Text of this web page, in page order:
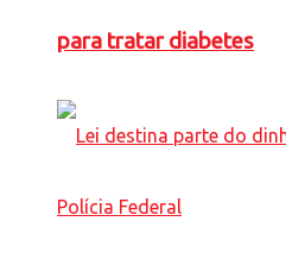
para tratar diabetes